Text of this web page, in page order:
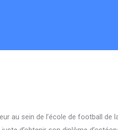
au sein de l’école de football